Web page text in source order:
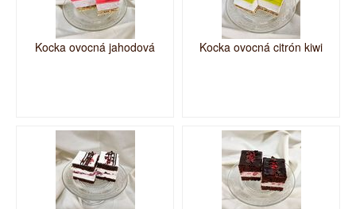
Kocka ovocná jahodová Kocka ovocná citrón kiwi